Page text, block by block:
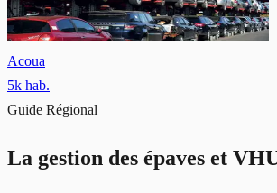
Acoua
5k hab.
Guide Régional
La gestion des épaves et